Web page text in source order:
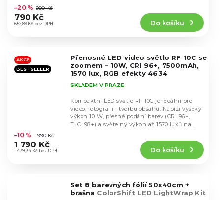
hodnocení
produktu
je
hvězdiček.
652,89 Kč bez DPH
–20 % 990 Kč
790 Kč
Do košíku
AKCE
BESTSELLER
Přenosné LED video světlo RF 10C se
zoomem – 10W, CRI 96+, 7500mAh,
1570 lux, RGB efekty 4634
hodnocení
produktu
je
SKLADEM V PRAZE
1 479,34 Kč bez DPH
–10 % 1 990 Kč
1 790 Kč
Do košíku
Kompaktní LED světlo RF 10C je ideální pro
video, fotografii i tvorbu obsahu. Nabízí vysoký
výkon 10 W, přesné podání barev (CRI 96+,
TLCI 98+) a světelný výkon až 1570 luxů na...
Set 8 barevných fólií 50x40cm +
brašna ColorShift LED LightWrap Kit